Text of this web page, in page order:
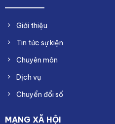
Giới thiệu
Tin tức sự kiện
Chuyên môn
Dịch vụ
Chuyển đổi số
MẠNG XÃ HỘI